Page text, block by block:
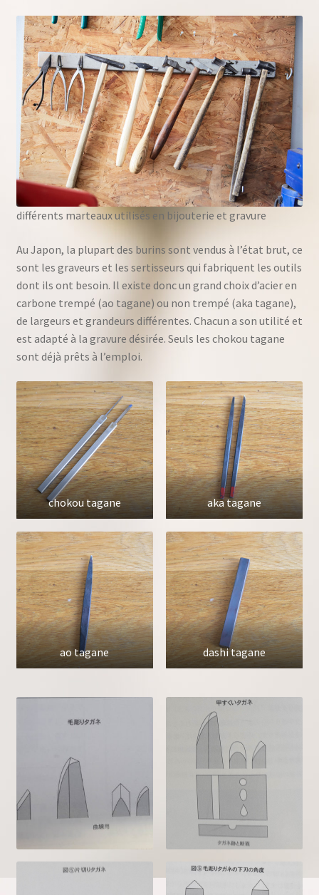
différents marteaux utilisés en bijouterie et gravure
Au Japon, la plupart des burins sont vendus à l’état brut, ce
sont les graveurs et les sertisseurs qui fabriquent les outils
dont ils ont besoin. Il existe donc un grand choix d’acier en
carbone trempé (ao tagane) ou non trempé (aka tagane),
de largeurs et grandeurs différentes. Chacun a son utilité et
est adapté à la gravure désirée. Seuls les chokou tagane
sont déjà prêts à l’emploi.
chokou tagane aka tagane
ao tagane dashi tagane